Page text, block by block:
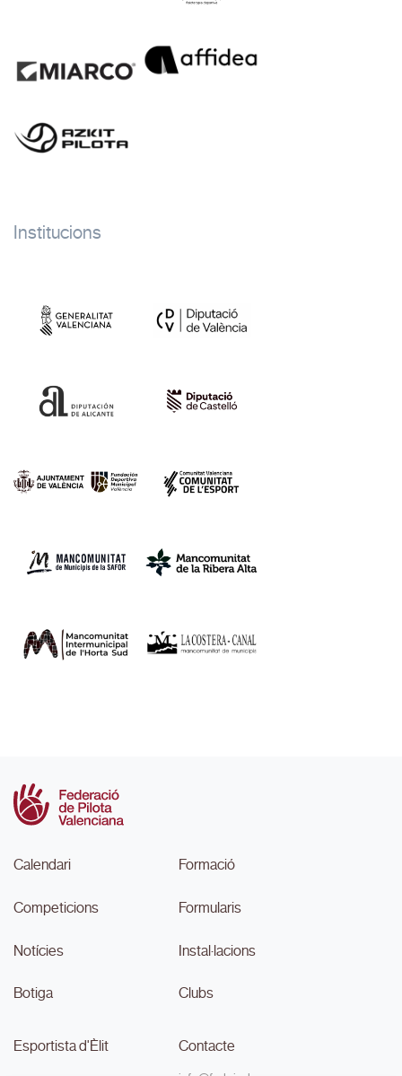
Institucions
Calendari
Competicions
Notícies
Botiga
Formació
Formularis
Instal·lacions
Clubs
Esportista d'Èlit Contacte